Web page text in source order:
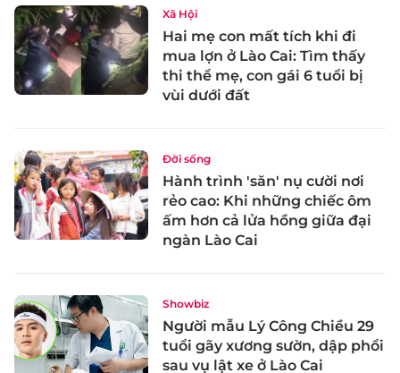
Xã Hội
Hai mẹ con mất tích khi đi
mua lợn ở Lào Cai: Tìm thấy
thi thể mẹ, con gái 6 tuổi bị
vùi dưới đất
Đời sống
Hành trình 'săn' nụ cười nơi
rẻo cao: Khi những chiếc ôm
ấm hơn cả lửa hồng giữa đại
ngàn Lào Cai
Showbiz
Người mẫu Lý Công Chiều 29
tuổi gãy xương sườn, dập phổi
sau vụ lật xe ở Lào Cai